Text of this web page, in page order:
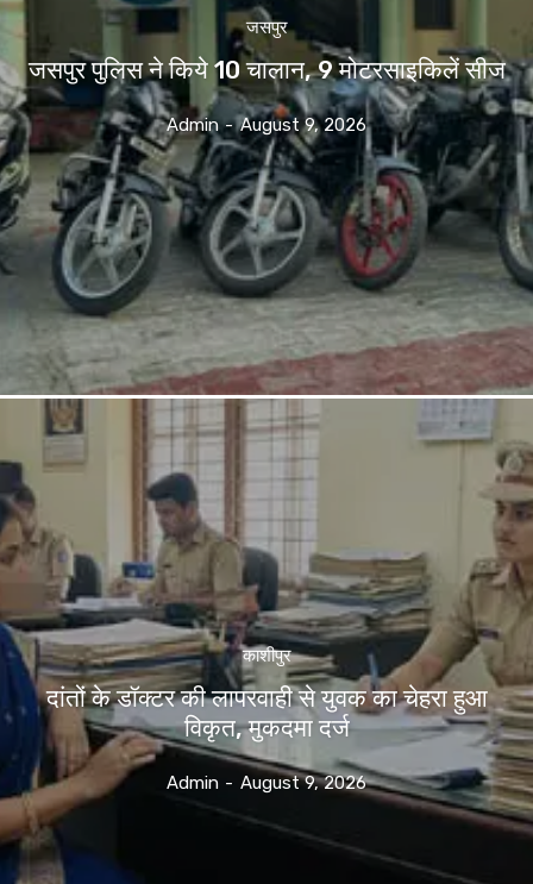
जसपुर
जसपुर पुलिस ने किये 10 चालान, 9 मोटरसाइकिलें सीज
Admin - August 9, 2026
काशीपुर
दांतों के डॉक्टर की लापरवाही से युवक का चेहरा हुआ
विकृत, मुकदमा दर्ज
Admin - August 9, 2026